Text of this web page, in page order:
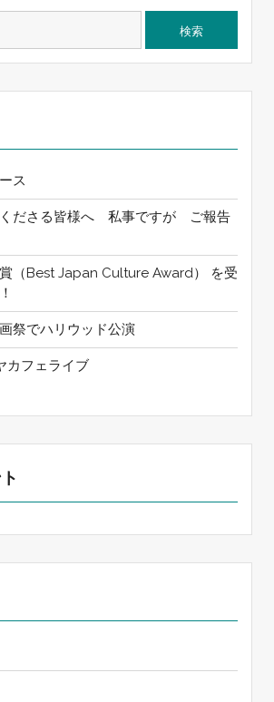
ス
くださる皆様へ 私事ですが ご報告
（Best Japan Culture Award） を受
祭でハリウッド公演
カフェライブ